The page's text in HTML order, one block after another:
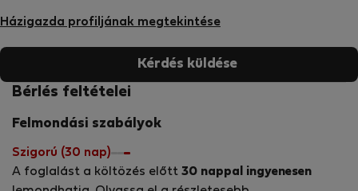
Házigazda profiljának megtekintése
Kérdés küldése
Bérlés feltételei
Felmondási szabályok
Szigorú (30 nap)
A foglalást a költözés előtt 30 nappal ingyenesen